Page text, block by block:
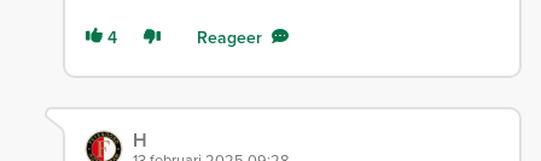
4 Reageer
H